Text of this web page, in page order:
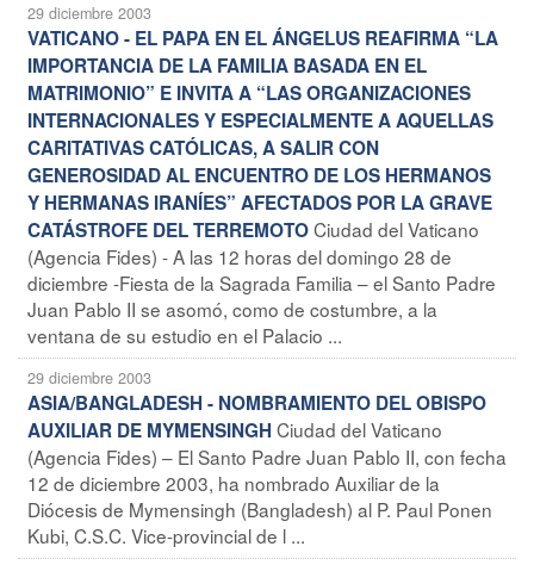
29 diciembre 2003
VATICANO - EL PAPA EN EL ÁNGELUS REAFIRMA “LA
IMPORTANCIA DE LA FAMILIA BASADA EN EL
MATRIMONIO” E INVITA A “LAS ORGANIZACIONES
INTERNACIONALES Y ESPECIALMENTE A AQUELLAS
CARITATIVAS CATÓLICAS, A SALIR CON
GENEROSIDAD AL ENCUENTRO DE LOS HERMANOS
Y HERMANAS IRANÍES” AFECTADOS POR LA GRAVE
CATÁSTROFE DEL TERREMOTOCiudad del Vaticano
(Agencia Fides) - A las 12 horas del domingo 28 de
diciembre -Fiesta de la Sagrada Familia – el Santo Padre
Juan Pablo II se asomó, como de costumbre, a la
ventana de su estudio en el Palacio ...
29 diciembre 2003
ASIA/BANGLADESH - NOMBRAMIENTO DEL OBISPO
AUXILIAR DE MYMENSINGH Ciudad del Vaticano
(Agencia Fides) – El Santo Padre Juan Pablo II, con fecha
12 de diciembre 2003, ha nombrado Auxiliar de la
Diócesis de Mymensingh (Bangladesh) al P. Paul Ponen
Kubi, C.S.C. Vice-provincial de l ...